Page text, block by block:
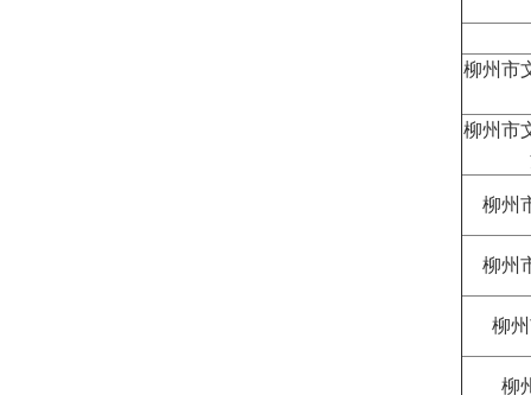
柳州市
柳州市
柳州
柳州
柳
柳